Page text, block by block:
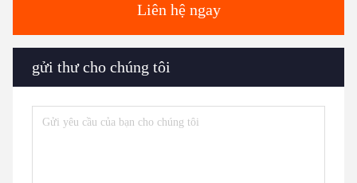
Liên hệ ngay
gửi thư cho chúng tôi